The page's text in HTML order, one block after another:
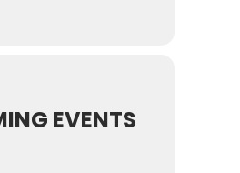
EVENTS